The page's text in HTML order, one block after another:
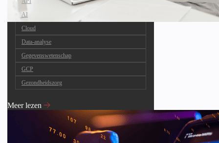
AI
Cloud
Data-analyse
Gegevenswetenschap
GCP
Gezondheidszorg
Meer lezen